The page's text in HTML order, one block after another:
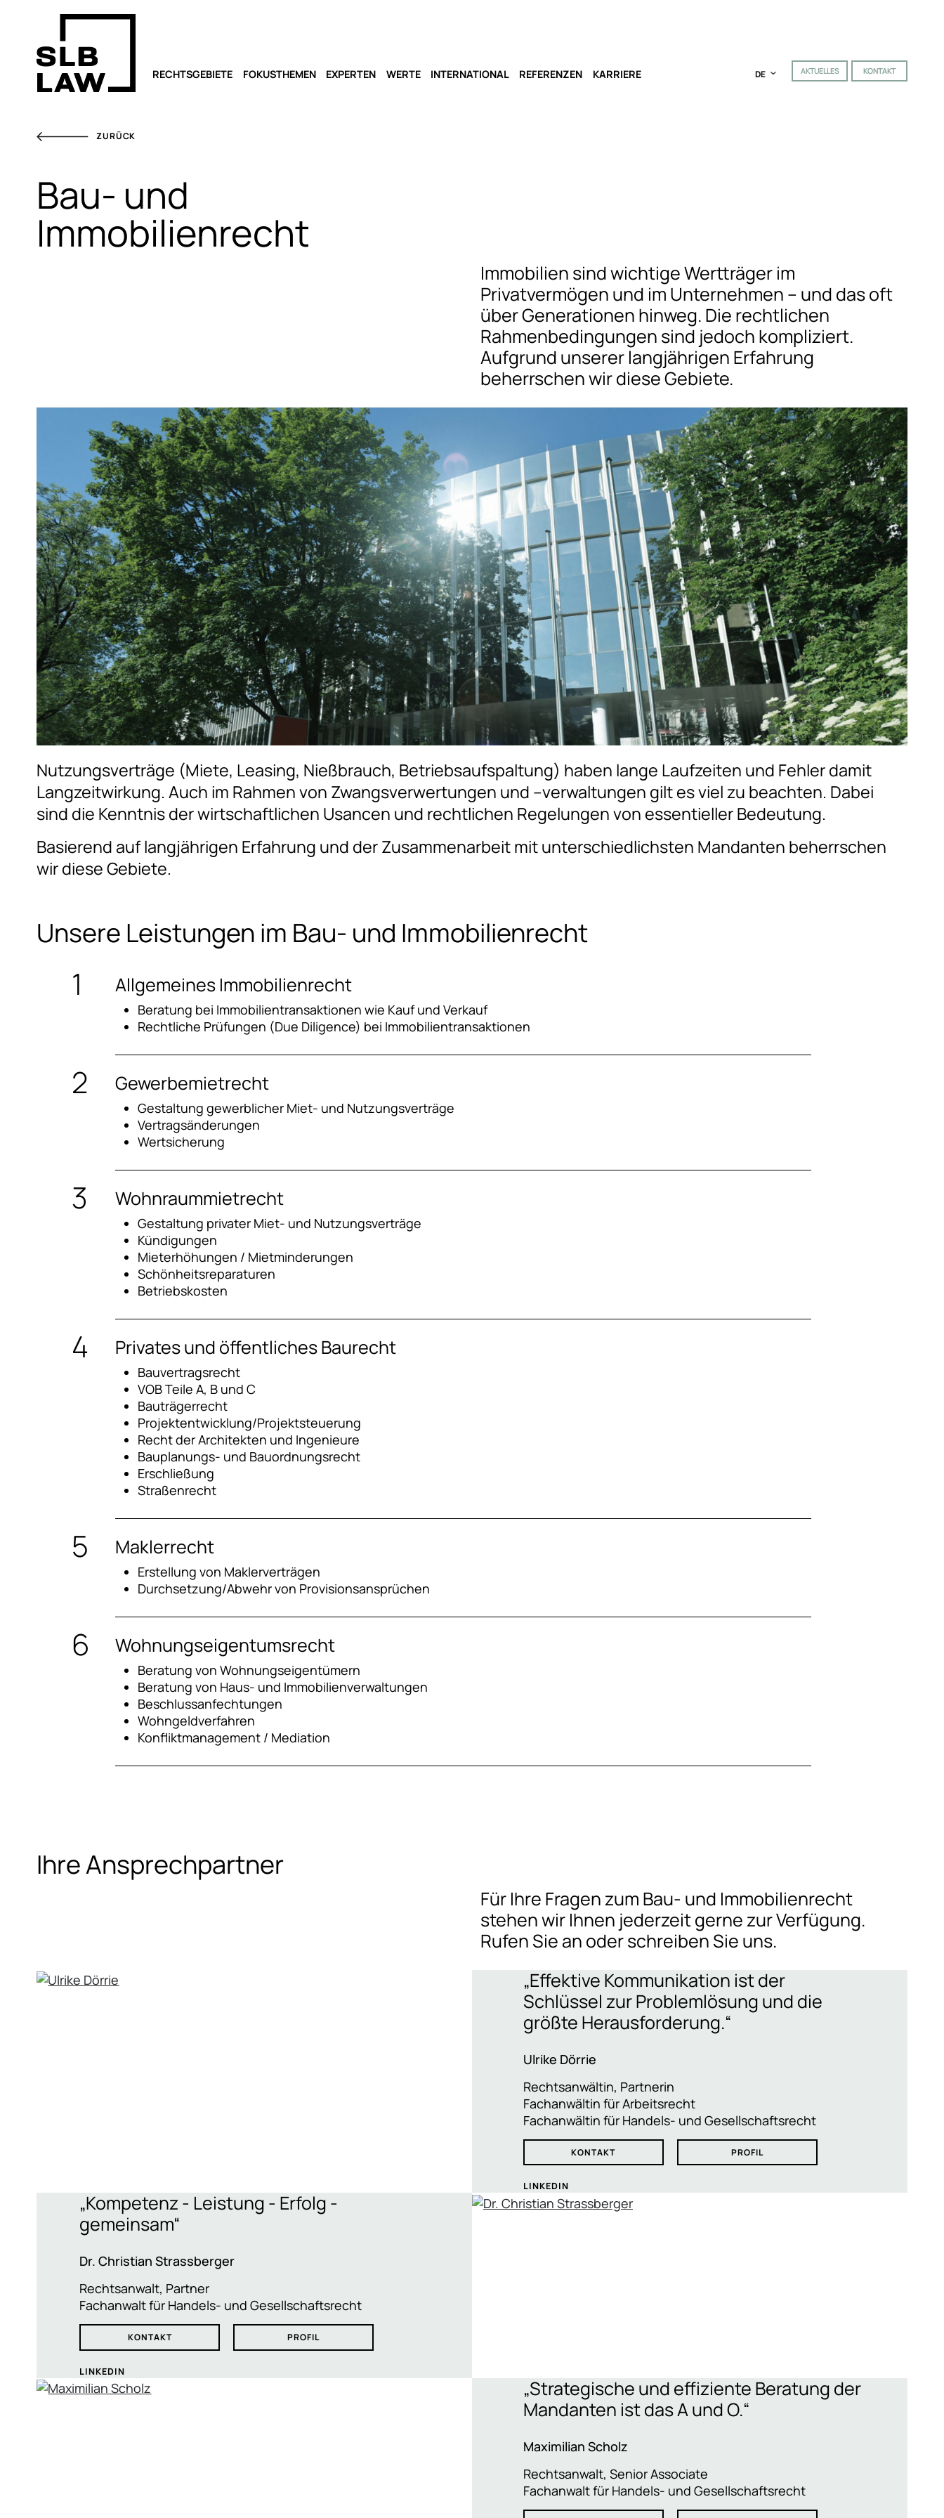
RECHTSGEBIETE FOKUSTHEMEN EXPERTEN WERTE INTERNATIONAL REFERENZEN KARRIERE DE AKTUELLES KONTAKT
ZURÜCK
Bau- und
Immobilienrecht
Immobilien sind wichtige Wertträger im
Privatvermögen und im Unternehmen – und das oft
über Generationen hinweg. Die rechtlichen
Rahmenbedingungen sind jedoch kompliziert.
Aufgrund unserer langjährigen Erfahrung
beherrschen wir diese Gebiete.
Nutzungsverträge (Miete, Leasing, Nießbrauch, Betriebsaufspaltung) haben lange Laufzeiten und Fehler damit
Langzeitwirkung. Auch im Rahmen von Zwangsverwertungen und –verwaltungen gilt es viel zu beachten. Dabei
sind die Kenntnis der wirtschaftlichen Usancen und rechtlichen Regelungen von essentieller Bedeutung.
Basierend auf langjährigen Erfahrung und der Zusammenarbeit mit unterschiedlichsten Mandanten beherrschen
wir diese Gebiete.
Unsere Leistungen im Bau- und Immobilienrecht
Allgemeines Immobilienrecht
Beratung bei Immobilientransaktionen wie Kauf und Verkauf
Rechtliche Prüfungen (Due Diligence) bei Immobilientransaktionen
Gewerbemietrecht
Gestaltung gewerblicher Miet- und Nutzungsverträge
Vertragsänderungen
Wertsicherung
Wohnraummietrecht
Gestaltung privater Miet- und Nutzungsverträge
Kündigungen
Mieterhöhungen / Mietminderungen
Schönheitsreparaturen
Betriebskosten
Privates und öffentliches Baurecht
Bauvertragsrecht
VOB Teile A, B und C
Bauträgerrecht
Projektentwicklung/Projektsteuerung
Recht der Architekten und Ingenieure
Bauplanungs- und Bauordnungsrecht
Erschließung
Straßenrecht
Maklerrecht
Erstellung von Maklerverträgen
Durchsetzung/Abwehr von Provisionsansprüchen
Wohnungseigentumsrecht
Beratung von Wohnungseigentümern
Beratung von Haus- und Immobilienverwaltungen
Beschlussanfechtungen
Wohngeldverfahren
Konfliktmanagement / Mediation
Ihre Ansprechpartner
Für Ihre Fragen zum Bau- und Immobilienrecht
stehen wir Ihnen jederzeit gerne zur Verfügung.
Rufen Sie an oder schreiben Sie uns.
„Effektive Kommunikation ist der
Schlüssel zur Problemlösung und die
größte Herausforderung.“
Ulrike Dörrie
Rechtsanwältin, Partnerin
Fachanwältin für Arbeitsrecht
Fachanwältin für Handels- und Gesellschaftsrecht
KONTAKT PROFIL
LINKEDIN
„Kompetenz - Leistung - Erfolg -
gemeinsam“
Dr. Christian Strassberger
Rechtsanwalt, Partner
Fachanwalt für Handels- und Gesellschaftsrecht
KONTAKT PROFIL
LINKEDIN
„Strategische und effiziente Beratung der
Mandanten ist das A und O.“
Maximilian Scholz
Rechtsanwalt, Senior Associate
Fachanwalt für Handels- und Gesellschaftsrecht